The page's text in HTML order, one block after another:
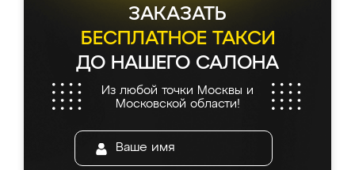
ЗАКАЗАТЬ
БЕСПЛАТНОЕ ТАКСИ
ДО НАШЕГО САЛОНА
Из любой точки Москвы и
Московской области!